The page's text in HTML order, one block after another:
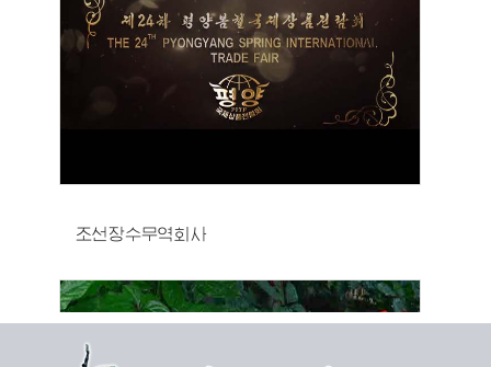
조선장수무역회사